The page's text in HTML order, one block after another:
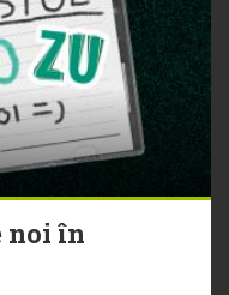
noi în